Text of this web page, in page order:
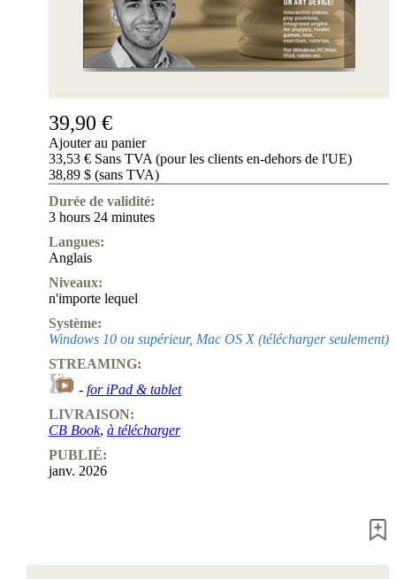
Login
PANIER D'ACHATS
0ARTICLE
0,00 €
✔
39,90 €
Ajouter au panier
33,53 € Sans TVA (pour les clients en-dehors de l'UE)
38,89 $ (sans TVA)
Durée de validité:
3 hours 24 minutes
Langues:
Anglais
Niveaux:
n'importe lequel
Système:
Windows 10 ou supérieur, Mac OS X (télécharger seulement)
STREAMING:
- for iPad & tablet
LIVRAISON:
CB Book, à télécharger
PUBLIÉ:
janv. 2026